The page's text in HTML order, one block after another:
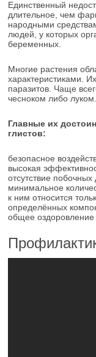
Единственный
длительное, чем
народными
людей, у которых
беременных.
Многие растения
характеристиками.
паразитов. Чаще
чесноком либо
Главные их
глистов:
безопасное
высокая
отсутствие побочных
минимальное
к ним относится
определённых
общее оздоровление